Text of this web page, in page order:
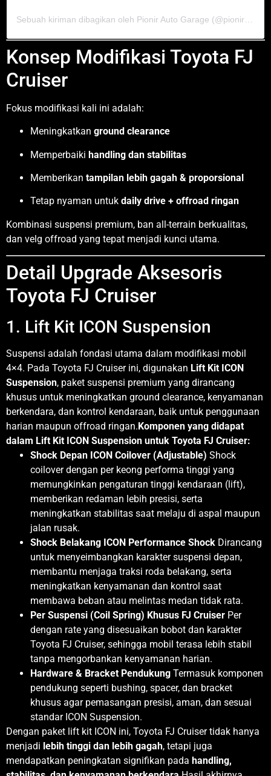
Konsep Modifikasi Toyota FJ
Cruiser
Fokus modifikasi kali ini adalah:
Meningkatkan ground clearance
Memperbaiki handling dan stabilitas
Memberikan tampilan lebih gagah & proporsional
Tetap nyaman untuk daily drive + offroad ringan
Kombinasi suspensi premium, ban all-terrain berkualitas,
dan velg offroad yang tepat menjadi kunci utama.
Detail Upgrade Aksesoris
Toyota FJ Cruiser
1. Lift Kit ICON Suspension
Suspensi adalah fondasi utama dalam modifikasi mobil
4×4. Pada Toyota FJ Cruiser ini, digunakan Lift Kit ICON
Suspension, paket suspensi premium yang dirancang
khusus untuk meningkatkan ground clearance, kenyamanan
berkendara, dan kontrol kendaraan, baik untuk penggunaan
harian maupun offroad ringan. Komponen yang didapat
dalam Lift Kit ICON Suspension untuk Toyota FJ Cruiser:
Shock Depan ICON Coilover (Adjustable) Shock
coilover dengan per keong performa tinggi yang
memungkinkan pengaturan tinggi kendaraan (lift),
memberikan redaman lebih presisi, serta
meningkatkan stabilitas saat melaju di aspal maupun
jalan rusak.
Shock Belakang ICON Performance Shock Dirancang
untuk menyeimbangkan karakter suspensi depan,
membantu menjaga traksi roda belakang, serta
meningkatkan kenyamanan dan kontrol saat
membawa beban atau melintas medan tidak rata.
Per Suspensi (Coil Spring) Khusus FJ Cruiser Per
dengan rate yang disesuaikan bobot dan karakter
Toyota FJ Cruiser, sehingga mobil terasa lebih stabil
tanpa mengorbankan kenyamanan harian.
Hardware & Bracket Pendukung Termasuk komponen
pendukung seperti bushing, spacer, dan bracket
khusus agar pemasangan presisi, aman, dan sesuai
standar ICON Suspension.
Dengan paket lift kit ICON ini, Toyota FJ Cruiser tidak hanya
menjadi lebih tinggi dan lebih gagah, tetapi juga
mendapatkan peningkatan signifikan pada handling,